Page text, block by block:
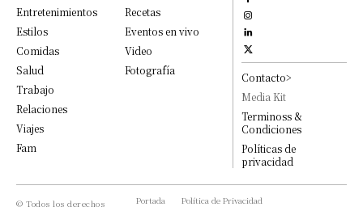
Entretenimientos
Estilos
Comidas
Salud
Trabajo
Relaciones
Viajes
Fam
Recetas
Eventos en vivo
Video
Fotografía
Contacto>
Media Kit
Terminoss &
Condiciones
Políticas de
privacidad
© Todos los derechos
Portada
Política de Privacidad